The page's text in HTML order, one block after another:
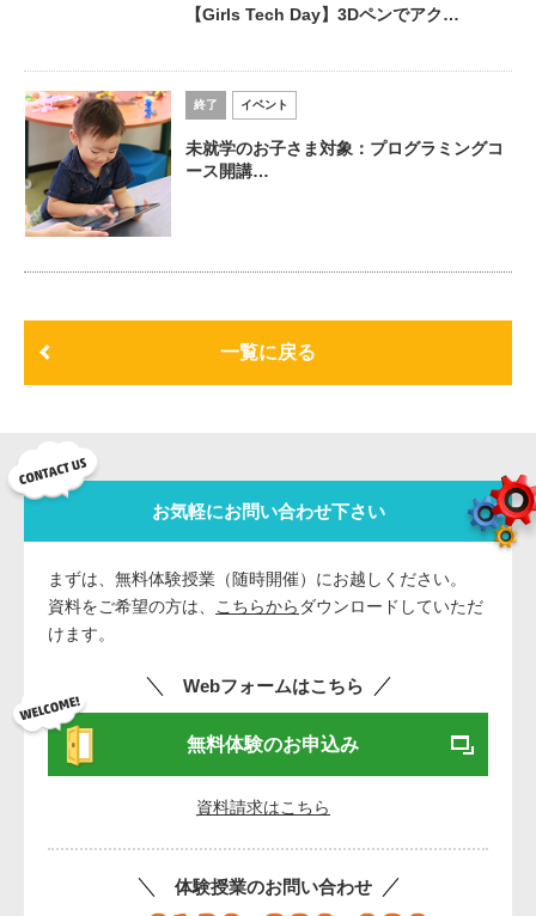
【Girls Tech Day】3Dペンでアク…
終了 イベント
未就学のお子さま対象：プログラミングコ
ース開講…
一覧に戻る
お気軽にお問い合わせ下さい
まずは、無料体験授業（随時開催）にお越しください。
資料をご希望の方は、
こちらから ダウンロードしていただ
けます。
Webフォームはこちら
無料体験のお申込み
資料請求はこちら
体験授業のお問い合わせ